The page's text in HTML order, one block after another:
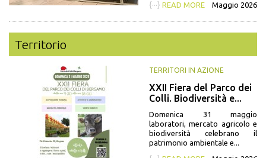
{···} READ MORE Maggio 2026
Territorio
TERRITORI IN AZIONE
XXII Fiera del Parco dei
Colli. Biodiversità e...
Domenica 31 maggio
laboratori, mercato agricolo e
biodiversità celebrano il
patrimonio ambientale e...